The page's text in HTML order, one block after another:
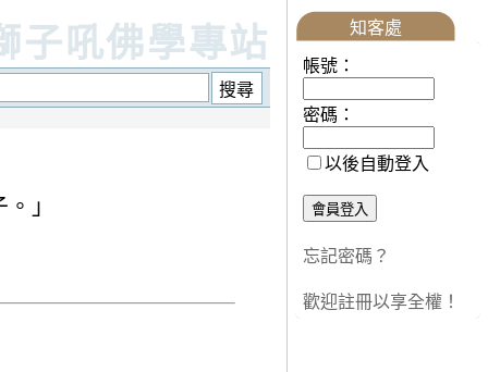
子吼佛學專站
」
知客處
帳號：
密碼：
以後自動登入
忘記密碼？
歡迎註冊以享全權！